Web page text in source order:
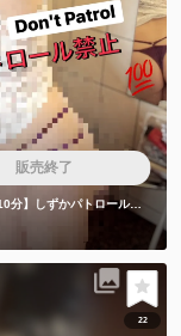
販売終了
【ゴシゴシ10分】しずかパトロール隊は絶対みちゃダメです🙅
22